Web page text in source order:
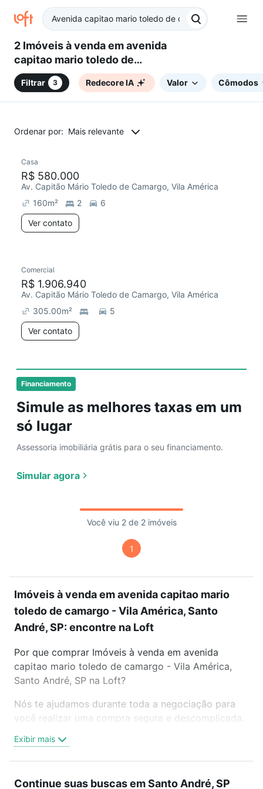
2 Imóveis à venda em avenida
capitao mario toledo de
camargo - Vila América, Santo
André, SP
Filtrar 3 Redecore IA Valor Cômodos
Ordenar por: Mais relevante
Financiamento
Simule as melhores taxas em um
só lugar
Assessoria imobiliária grátis para o seu financiamento.
Simular agora
Casa
R$ 580.000
Av. Capitão Mário Toledo de Camargo, Vila América
160m² 2
6
Ver contato
Comercial
R$ 1.906.940
Av. Capitão Mário Toledo de Camargo, Vila América
305.00m²
5
Ver contato
Você viu 2 de 2 imóveis
1
Imóveis à venda em avenida capitao mario
toledo de camargo - Vila América, Santo
André, SP: encontre na Loft
Por que comprar Imóveis à venda em avenida
capitao mario toledo de camargo - Vila América,
Santo André, SP na Loft?
Nós te ajudamos durante toda a negociação para
você realizar uma compra segura e descomplicada.
trabalho e do metrô, aqui você vai encontrar a
oferta ideal de Imóveis à venda em avenida capitao
Exibir mais
Continue suas buscas em Santo André, SP